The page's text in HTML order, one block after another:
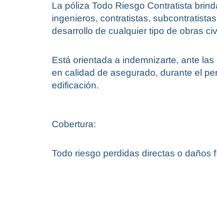
La póliza Todo Riesgo Contratista
ingenieros, contratistas,
desarrollo de cualquier tipo de obras
Está orientada a indemnizarte, ante
en calidad de asegurado, durante el
edificación.
Cobertura:
Todo riesgo perdidas directas o daños